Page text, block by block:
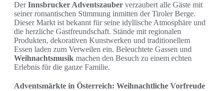
DerInnsbrucker Adventszauber verzaubert alle Gäste mit
seiner romantischen Stimmung inmitten der Tiroler Berge.
Dieser Markt ist bekannt für seine idyllische Atmosphäre und
die herzliche Gastfreundschaft. Stände mit regionalen
Produkten, dekorativen Kunstwerken und traditionellem
Essen laden zum Verweilen ein. Beleuchtete Gassen und
Weihnachtsmusik machen den Besuch zu einem echten
Erlebnis für die ganze Familie.
Adventsmärkte in Österreich: Weihnachtliche Vorfreude